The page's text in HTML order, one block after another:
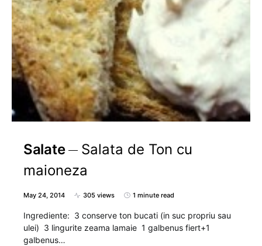
Salate
Salata de Ton cu
maioneza
May 24, 2014 305 views 1 minute read
Ingrediente: 3 conserve ton bucati (in suc propriu sau
ulei) 3 lingurite zeama lamaie 1 galbenus fiert+1
galbenus…